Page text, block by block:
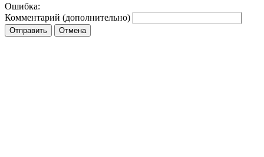
Ошибка:
Комментарий (дополнительно)
Отправить Отмена